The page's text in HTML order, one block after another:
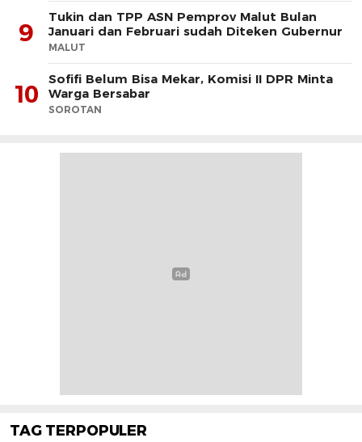
9
Tukin dan TPP ASN Pemprov Malut Bulan
Januari dan Februari sudah Diteken Gubernur
MALUT
10
Sofifi Belum Bisa Mekar, Komisi II DPR Minta
Warga Bersabar
SOROTAN
TAG TERPOPULER